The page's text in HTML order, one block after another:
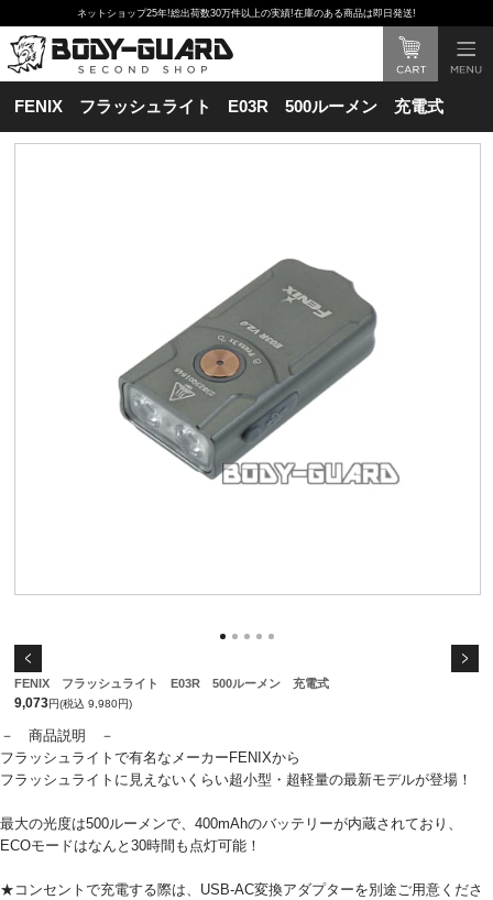
ネットショップ25年!総出荷数30万件以上の実績!在庫のある商品は即日発送!
FENIX フラッシュライト E03R 500ルーメン 充電式
FENIX フラッシュライト E03R 500ルーメン 充電式
9,073円(税込 9,980円)
－ 商品説明 －
フラッシュライトで有名なメーカーFENIXから
フラッシュライトに見えないくらい超小型・超軽量の最新モデルが登場！
最大の光度は500ルーメンで、400mAhのバッテリーが内蔵されており、
ECOモードはなんと30時間も点灯可能！
★コンセントで充電する際は、USB-AC変換アダプターを別途ご用意くださ